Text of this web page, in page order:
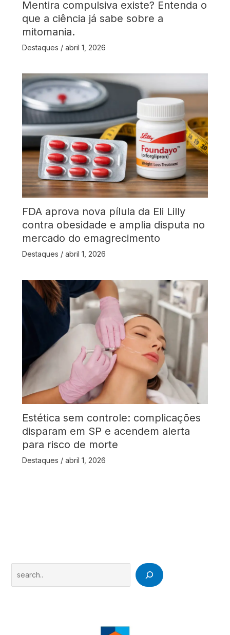
Mentira compulsiva existe? Entenda o
que a ciência já sabe sobre a
mitomania.
Destaques / abril 1, 2026
FDA aprova nova pílula da Eli Lilly
contra obesidade e amplia disputa no
mercado do emagrecimento
Destaques / abril 1, 2026
Estética sem controle: complicações
disparam em SP e acendem alerta
para risco de morte
Destaques / abril 1, 2026